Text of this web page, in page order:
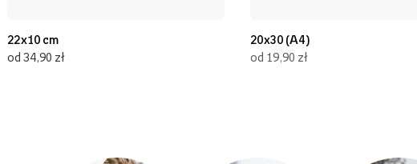
22x10 cm
od 34,90 zł
20x30 (A4)
od 19,90 zł